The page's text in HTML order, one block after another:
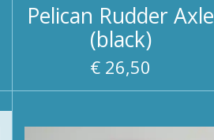
Pelican Rudder Axle
(black)
€ 26,50